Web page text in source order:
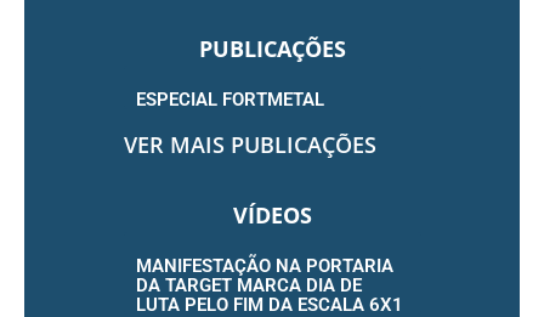
PUBLICAÇÕES
ESPECIAL FORTMETAL
VER MAIS PUBLICAÇÕES
VÍDEOS
MANIFESTAÇÃO NA PORTARIA
DA TARGET MARCA DIA DE
LUTA PELO FIM DA ESCALA 6X1